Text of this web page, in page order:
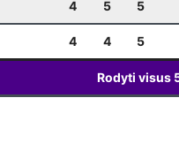
4 5 5
4 4 5
Rodyti visus